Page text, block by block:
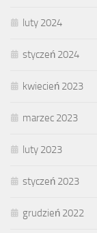
luty 2024
styczeń 2024
kwiecień 2023
marzec 2023
luty 2023
styczeń 2023
grudzień 2022